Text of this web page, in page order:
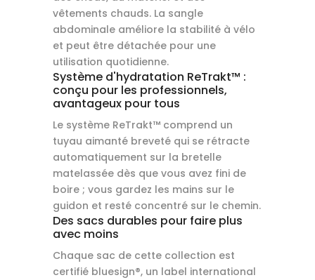
vêtements chauds. La sangle
abdominale améliore la stabilité à vélo
et peut être détachée pour une
utilisation quotidienne.
Système d'hydratation ReTrakt™ :
conçu pour les professionnels,
avantageux pour tous
Le système ReTrakt™ comprend un
tuyau aimanté breveté qui se rétracte
automatiquement sur la bretelle
matelassée dès que vous avez fini de
boire ; vous gardez les mains sur le
guidon et resté concentré sur le chemin.
Des sacs durables pour faire plus
avec moins
Chaque sac de cette collection est
certifié bluesign®, un label international